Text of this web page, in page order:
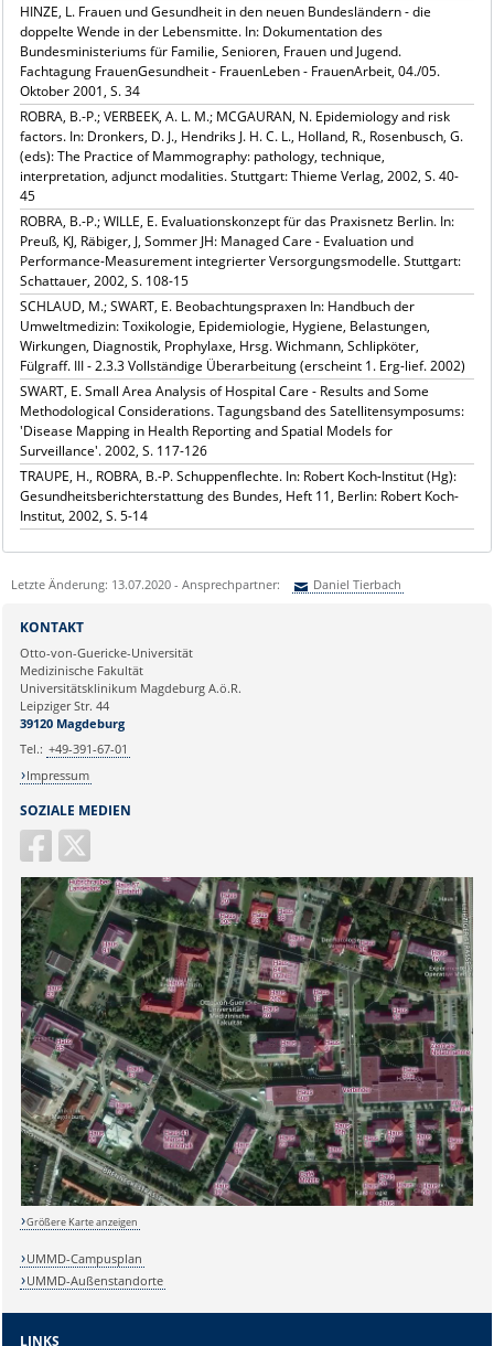
HINZE, L. Frauen und Gesundheit in den neuen Bundesländern - die
doppelte Wende in der Lebensmitte. In: Dokumentation des
Bundesministeriums für Familie, Senioren, Frauen und Jugend.
Fachtagung FrauenGesundheit - FrauenLeben - FrauenArbeit, 04./05.
Oktober 2001, S. 34
ROBRA, B.-P.; VERBEEK, A. L. M.; MCGAURAN, N. Epidemiology and risk
factors. In: Dronkers, D. J., Hendriks J. H. C. L., Holland, R., Rosenbusch, G.
(eds): The Practice of Mammography: pathology, technique,
interpretation, adjunct modalities. Stuttgart: Thieme Verlag, 2002, S. 40-
45
ROBRA, B.-P.; WILLE, E. Evaluationskonzept für das Praxisnetz Berlin. In:
Preuß, KJ, Räbiger, J, Sommer JH: Managed Care - Evaluation und
Performance-Measurement integrierter Versorgungsmodelle. Stuttgart:
Schattauer, 2002, S. 108-15
SCHLAUD, M.; SWART, E. Beobachtungspraxen In: Handbuch der
Umweltmedizin: Toxikologie, Epidemiologie, Hygiene, Belastungen,
Wirkungen, Diagnostik, Prophylaxe, Hrsg. Wichmann, Schlipköter,
Fülgraff. III - 2.3.3 Vollständige Überarbeitung (erscheint 1. Erg-lief. 2002)
SWART, E. Small Area Analysis of Hospital Care - Results and Some
Methodological Considerations. Tagungsband des Satellitensymposums:
'Disease Mapping in Health Reporting and Spatial Models for
Surveillance'. 2002, S. 117-126
TRAUPE, H., ROBRA, B.-P. Schuppenflechte. In: Robert Koch-Institut (Hg):
Gesundheitsberichterstattung des Bundes, Heft 11, Berlin: Robert Koch-
Institut, 2002, S. 5-14
Letzte Änderung: 13.07.2020 - Ansprechpartner: Daniel Tierbach
Ihre E-Mailadresse:
Ihr Anliegen:
SOZIALE MEDIEN
KONTAKT
Otto-von-Guericke-Universität
Medizinische Fakultät
Universitätsklinikum Magdeburg A.ö.R.
Leipziger Str. 44
39120 Magdeburg
Tel.: +49-391-67-01
Impressum
Größere Karte anzeigen
UMMD-Campusplan
UMMD-Außenstandorte
LINKS